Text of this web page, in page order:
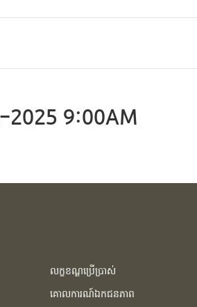
2025 9:00AM
លក្ខខណ្ឌប្រើប្រាស់
គោលការណ៍ឯកជនភាព